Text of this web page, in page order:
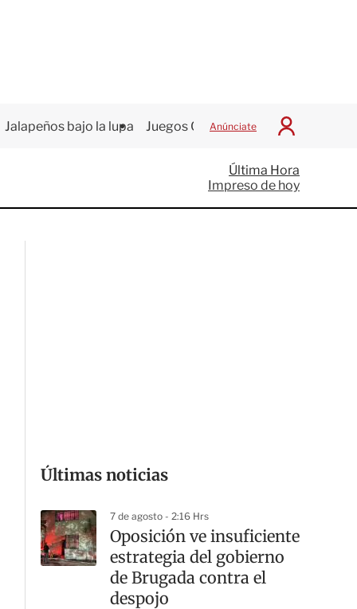
Jalapeños bajo la lupa Juegos Centroamericanos
Anúnciate
I
c
i
a
Última Hora
Impreso de hoy
Últimas noticias
7 de agosto - 2:16 Hrs
Oposición ve insuficiente
estrategia del gobierno
de Brugada contra el
despojo